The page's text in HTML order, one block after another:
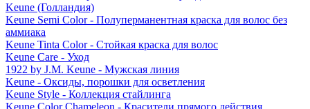
Keune (Голландия)
Keune Semi Color - Полуперманентная краска для волос без
аммиака
Keune Tinta Color - Стойкая краска для волос
Keune Care - Уход
1922 by J.M. Keune - Мужская линия
Keune - Оксиды, порошки для осветления
Keune Style - Коллекция стайлинга
Keune Color Chameleon - Красители прямого действия